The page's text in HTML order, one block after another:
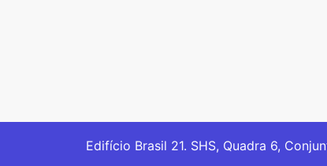
Edifício Brasil 21. SHS, Quadra 6,